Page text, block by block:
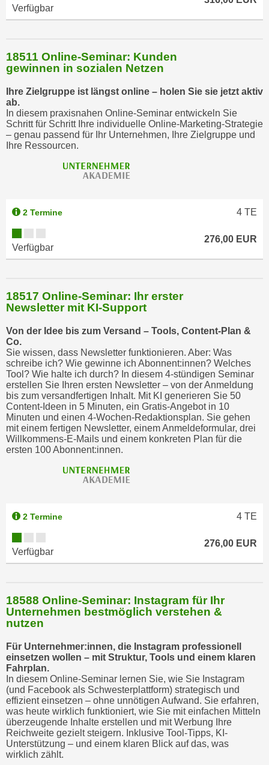
Verfügbar
18511 Online-Seminar: Kunden
gewinnen in sozialen Netzen
Ihre Zielgruppe ist längst online – holen Sie sie jetzt aktiv
ab.
In diesem praxisnahen Online-Seminar entwickeln Sie
Schritt für Schritt Ihre individuelle Online-Marketing-Strategie
– genau passend für Ihr Unternehmen, Ihre Zielgruppe und
Ihre Ressourcen.
2 Termine 4 TE
Verfügbar
276,00 EUR
18517 Online-Seminar: Ihr erster
Newsletter mit KI-Support
Von der Idee bis zum Versand – Tools, Content-Plan &
Co.
Sie wissen, dass Newsletter funktionieren. Aber: Was
schreibe ich? Wie gewinne ich Abonnent:innen? Welches
Tool? Wie halte ich durch? In diesem 4-stündigen Seminar
erstellen Sie Ihren ersten Newsletter – von der Anmeldung
bis zum versandfertigen Inhalt. Mit KI generieren Sie 50
Content-Ideen in 5 Minuten, ein Gratis-Angebot in 10
Minuten und einen 4-Wochen-Redaktionsplan. Sie gehen
mit einem fertigen Newsletter, einem Anmeldeformular, drei
Willkommens-E-Mails und einem konkreten Plan für die
ersten 100 Abonnent:innen.
2 Termine 4 TE
Verfügbar
276,00 EUR
18588 Online-Seminar: Instagram für Ihr
Unternehmen bestmöglich verstehen &
nutzen
Für Unternehmer:innen, die Instagram professionell
einsetzen wollen – mit Struktur, Tools und einem klaren
Fahrplan.
In diesem Online-Seminar lernen Sie, wie Sie Instagram
(und Facebook als Schwesterplattform) strategisch und
effizient einsetzen – ohne unnötigen Aufwand. Sie erfahren,
was heute wirklich funktioniert, wie Sie mit einfachen Mitteln
überzeugende Inhalte erstellen und mit Werbung Ihre
Reichweite gezielt steigern. Inklusive Tool-Tipps, KI-
Unterstützung – und einem klaren Blick auf das, was
wirklich zählt.
l
u
g
e
n
"
o
o
k
i
e
s
z
u
z
u
l
a
i
e
a
u
s
w
ä
h
l
e
n
,